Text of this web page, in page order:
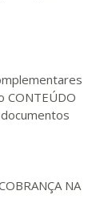
CONTEÚDO
NA